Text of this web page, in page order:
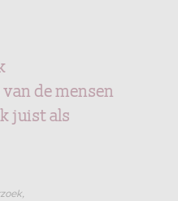
de mensen
juist als